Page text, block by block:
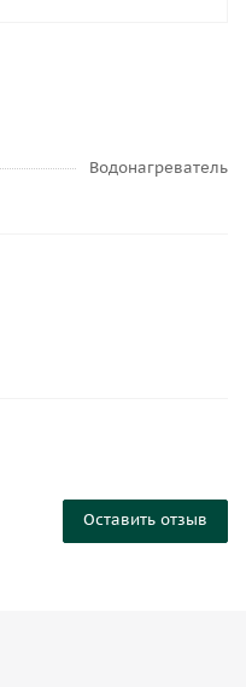
Водонагреватель
Оставить отзыв